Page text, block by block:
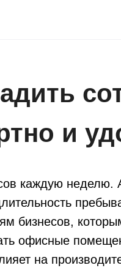
и
каждую неделю.
бизнесов,
офисные
на